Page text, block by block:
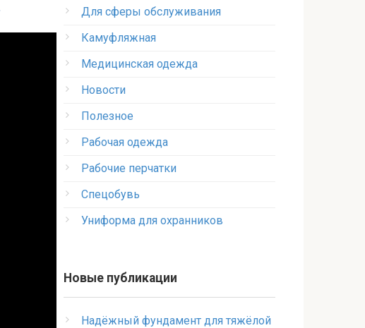
Для сферы обслуживания
Камуфляжная
Медицинская одежда
Новости
Полезное
Рабочая одежда
Рабочие перчатки
Спецобувь
Униформа для охранников
Новые публикации
Надёжный фундамент для тяжёлой